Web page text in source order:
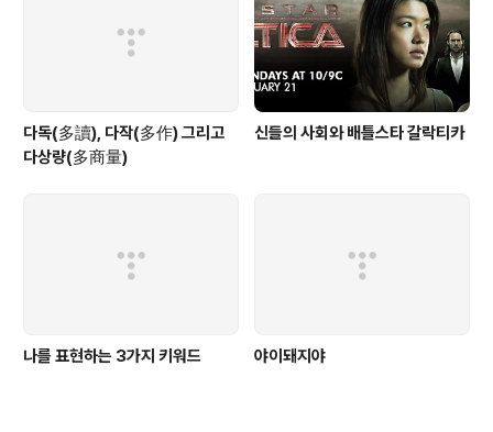
다독(多讀), 다작(多作) 그리고
다상량(多商量)
신들의 사회와 배틀스타 갈락티카
나를 표현하는 3가지 키워드 야이돼지야